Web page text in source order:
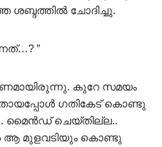
ശബ്ദത്തിൽ ചോദിച്ചു.
”
കുറേ സമയം
ഗതികേട് കൊണ്ടു
മൈൻഡ് ചെയ്തില്ല..
ആ മുളവടിയും കൊണ്ടു